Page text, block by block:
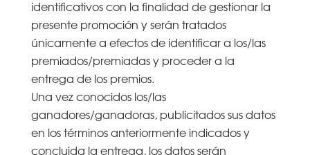
identificativos con la finalidad de gestionar la
presente promoción y serán tratados
únicamente a efectos de identificar a los/las
premiados/premiadas y proceder a la
entrega de los premios.
Una vez conocidos los/las
ganadores/ganadoras, publicitados sus datos
en los términos anteriormente indicados y
concluida la entrega, los datos serán